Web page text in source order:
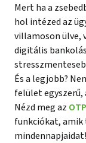
Mert ha a
hol intézed az
villamoson ülve,
digitális
És a legjobb?
felület egyszerű,
Nézd meg az
funkciókat,
mindennapjaidat!